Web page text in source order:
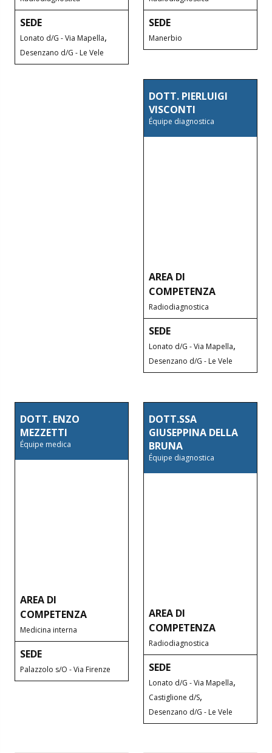
SEDE
Lonato d/G - Via Mapella,
Desenzano d/G - Le Vele
SEDE
Manerbio
DOTT. PIERLUIGI
VISCONTI
Équipe diagnostica
AREA DI
COMPETENZA
Radiodiagnostica
SEDE
Lonato d/G - Via Mapella,
Desenzano d/G - Le Vele
DOTT. ENZO
MEZZETTI
Équipe medica
AREA DI
COMPETENZA
Medicina interna
SEDE
Palazzolo s/O - Via Firenze
DOTT.SSA
GIUSEPPINA DELLA
BRUNA
Équipe diagnostica
AREA DI
COMPETENZA
Radiodiagnostica
SEDE
Lonato d/G - Via Mapella,
Castiglione d/S,
Desenzano d/G - Le Vele